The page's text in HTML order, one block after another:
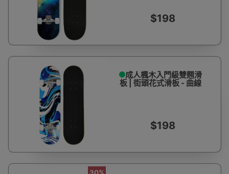
$198
成人楓木入門級雙翹滑
板 | 街頭花式滑板 - 曲線
$198
30%